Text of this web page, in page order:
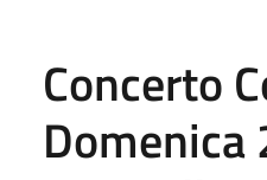
Concerto
Domenica